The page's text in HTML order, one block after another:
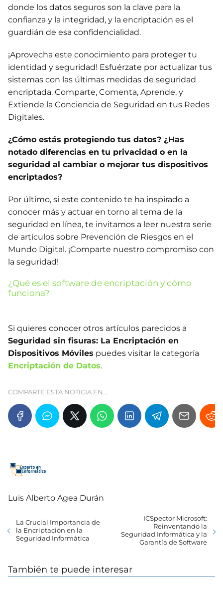
donde los datos seguros son la clave para la
confianza y la integridad, y la encriptación es el
guardián de esa confidencialidad.
¡Aprovecha este conocimiento para proteger tu
identidad y seguridad! Esfuérzate por actualizar tus
sistemas con las últimas medidas de seguridad
encriptada. Comparte, Comenta, Aprende, y
Extiende la Conciencia de Seguridad en tus Redes
Digitales.
¿Cómo estás protegiendo tus datos? ¿Has
notado diferencias en tu privacidad o en la
seguridad al cambiar o mejorar tus dispositivos
encriptados?
Por último, si este contenido te ha inspirado a
conocer más y actuar en torno al tema de la
seguridad en línea, te invitamos a leer nuestra serie
de artículos sobre Prevención de Riesgos en el
Mundo Digital. ¡Comparte nuestro compromiso con
la seguridad!
¿Qué es el software de encriptación y cómo
funciona?
Si quieres conocer otros artículos parecidos a
Seguridad sin fisuras: La Encriptación en
Dispositivos Móviles puedes visitar la categoría
Encriptación de Datos.
COMPARTE ESTA NOTICIA EN...
Luis Alberto Agea Durán
La Crucial Importancia de
la Encriptación en la
Seguridad Informática
ICSpector Microsoft:
Reinventando la
Seguridad Informática y la
Garantía de Software
También te puede interesar